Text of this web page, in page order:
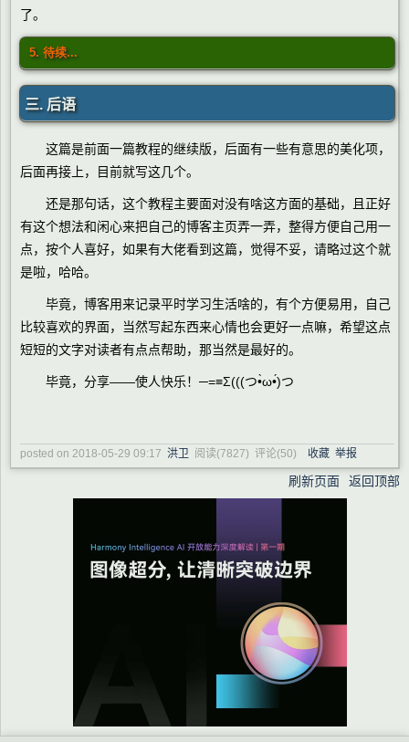
了。
5. 待续...
三. 后语
这篇是前面一篇教程的继续版，后面有一些有意思的美化项，
后面再接上，目前就写这几个。
还是那句话，这个教程主要面对没有啥这方面的基础，且正好
有这个想法和闲心来把自己的博客主页弄一弄，整得方便自己用一
点，按个人喜好，如果有大佬看到这篇，觉得不妥，请略过这个就
是啦，哈哈。
毕竟，博客用来记录平时学习生活啥的，有个方便易用，自己
比较喜欢的界面，当然写起东西来心情也会更好一点嘛，希望这点
短短的文字对读者有点点帮助，那当然是最好的。
毕竟，分享——使人快乐！─=≡Σ(((つ•̀ω•́)つ
posted on 2018-05-29 09:17 洪卫 阅读(7827) 评论(50) 收藏 举报
刷新页面 返回顶部